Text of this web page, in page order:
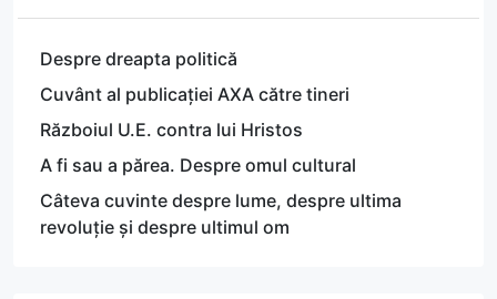
Despre dreapta politică
Cuvânt al publicației AXA către tineri
Războiul U.E. contra lui Hristos
A fi sau a părea. Despre omul cultural
Câteva cuvinte despre lume, despre ultima
revoluție și despre ultimul om